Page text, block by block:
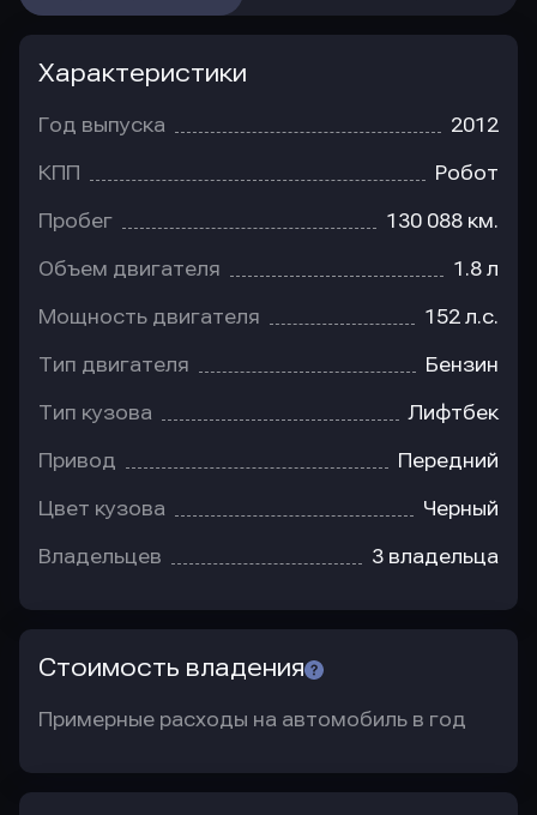
Характеристики
Год выпуска 2012
КПП Робот
Пробег 130 088 км.
Объем двигателя 1.8 л
Мощность двигателя 152 л.с.
Тип двигателя Бензин
Тип кузова Лифтбек
Привод Передний
Цвет кузова Черный
Владельцев 3 владельца
Стоимость владения
Примерные расходы на автомобиль в год